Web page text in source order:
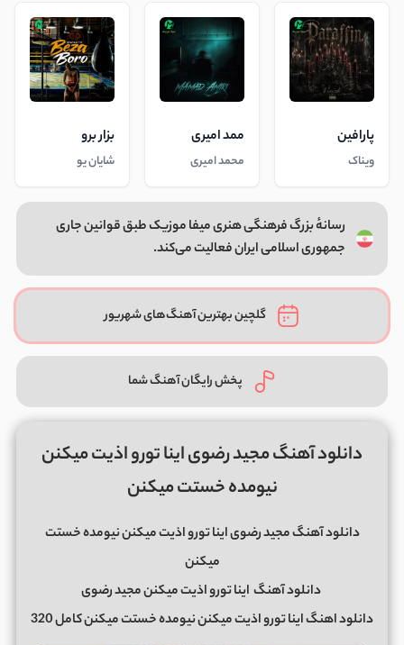
پارافین
ویناک
ممد امیری
محمد امیری
بزار برو
شایان یو
رسانهٔ بزرگ فرهنگی هنری میفا موزیک طبق قوانین جاری
جمهوری اسلامی ایران فعالیت می‌کند.
گلچین بهترین آهنگ‌های شهریور
پخش رایگان آهنگ شما
دانلود آهنگ مجید رضوی اینا تورو اذیت میکنن
نیومده خستت میکنن
دانلود آهنگ مجید رضوی اینا تورو اذیت میکنن نیومده خستت
میکنن
دانلود آهنگ اینا تورو اذیت میکنن مجید رضوی
دانلود اهنگ اینا تورو اذیت میکنن نیومده خستت میکنن کامل 320